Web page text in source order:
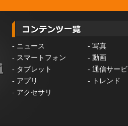
- ニュース - 写真
- スマートフォン - 動画
- タブレット - 通信サー
- アプリ -
トレンド
- アクセサリ